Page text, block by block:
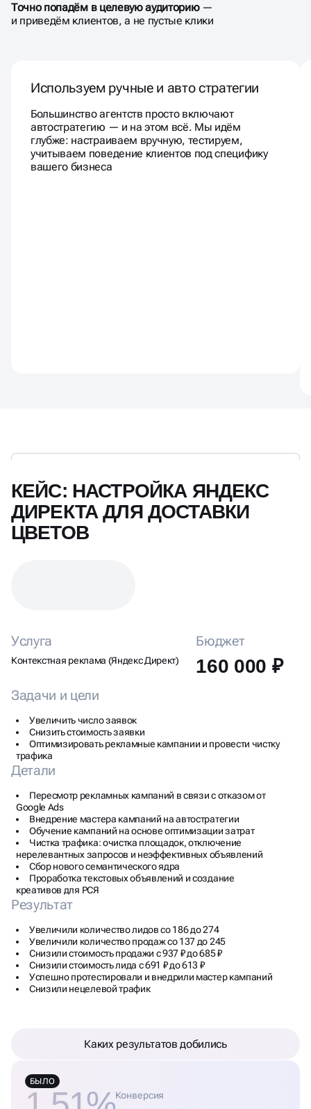
Точно попадём в целевую аудиторию—
и приведём клиентов, а не пустые клики
Используем ручные и авто стратегии
Большинство агентств просто включают
автостратегию — и на этом всё. Мы идём
глубже: настраиваем вручную, тестируем,
учитываем поведение клиентов под специфику
вашего бизнеса
КЕЙС: НАСТРОЙКА ЯНДЕКС
ДИРЕКТА ДЛЯ ДОСТАВКИ
ЦВЕТОВ
Услуга
Контекстная реклама (Яндекс Директ)
Бюджет
160 000 ₽
Задачи и цели
Увеличить число заявок
Снизить стоимость заявки
Оптимизировать рекламные кампании и провести чистку
трафика
Детали
Пересмотр рекламных кампаний в связи с отказом от
Google Ads
Внедрение мастера кампаний на автостратегии
Обучение кампаний на основе оптимизации затрат
Чистка трафика: очистка площадок, отключение
нерелевантных запросов и неэффективных объявлений
Сбор нового семантического ядра
Проработка текстовых объявлений и создание
креативов для РСЯ
Результат
Увеличили количество лидов со 186 до 274
Увеличили количество продаж со 137 до 245
Снизили стоимость продажи с 937 ₽ до 685 ₽
Снизили стоимость лида с 691 ₽ до 613 ₽
Успешно протестировали и внедрили мастер кампаний
Снизили нецелевой трафик
Каких результатов добились
БЫЛО
Конверсия